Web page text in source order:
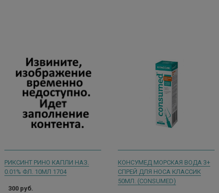
РИКСИНТ РИНО КАПЛИ НАЗ.
0.01% ФЛ. 10МЛ 1704
300 руб.
КОНСУМЕД МОРСКАЯ ВОДА 3+
СПРЕЙ ДЛЯ НОСА КЛАССИК
50МЛ. (CONSUMED)